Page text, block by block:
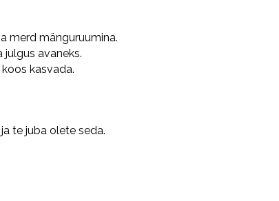
merd mänguruumina.
avaneks.
kasvada.
te juba olete seda.